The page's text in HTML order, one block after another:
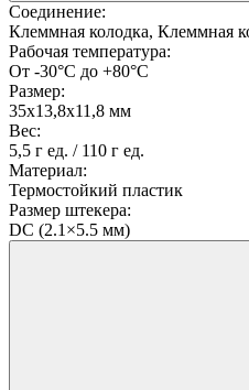
Соединение:
Клеммная колодка, Клеммная
Рабочая температура:
От -30°C до +80°C
Размер:
35x13,8x11,8 мм
Вес:
5,5 г ед. / 110 г ед.
Материал:
Термостойкий пластик
Размер штекера:
DC (2.1×5.5 мм)